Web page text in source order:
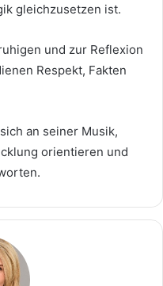
gleichzusetzen ist.
und zur Reflexion
Respekt, Fakten
an seiner Musik,
orientieren und